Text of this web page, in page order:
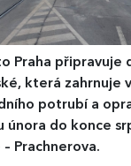
Praha připravuje
která zahrnuje
potrubí a
února do konce
Prachnerova.